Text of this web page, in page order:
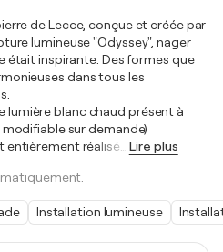
de Lecce, conçue et créée par
lumineuse "Odyssey", nager
était inspirante. Des formes que
dans tous les
lumière blanc chaud présent à
sur demande)
entièrement réalisé
Lire plus
Installation lumineuse